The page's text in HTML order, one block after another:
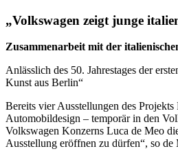
„Volkswagen zeigt junge
Zusammenarbeit mit der
Anlässlich des 50. Jahrestages der
Kunst aus Berlin“
Bereits vier Ausstellungen des
Automobildesign – temporär in den
Volkswagen Konzerns Luca de Meo
Ausstellung eröffnen zu dürfen“, so de